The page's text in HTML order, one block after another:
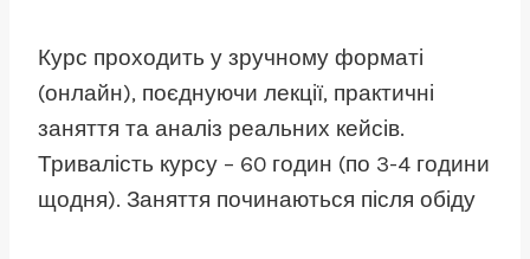
Курс проходить у зручному форматі
(онлайн), поєднуючи лекції, практичні
заняття та аналіз реальних кейсів.
Тривалість курсу – 60 годин (по 3-4 години
щодня). Заняття починаються після обіду